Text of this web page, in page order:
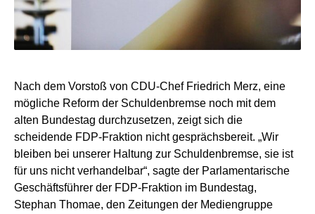
Nach dem Vorstoß von CDU-Chef Friedrich Merz, eine
mögliche Reform der Schuldenbremse noch mit dem
alten Bundestag durchzusetzen, zeigt sich die
scheidende FDP-Fraktion nicht gesprächsbereit. „Wir
bleiben bei unserer Haltung zur Schuldenbremse, sie ist
für uns nicht verhandelbar“, sagte der Parlamentarische
Geschäftsführer der FDP-Fraktion im Bundestag,
Stephan Thomae, den Zeitungen der Mediengruppe